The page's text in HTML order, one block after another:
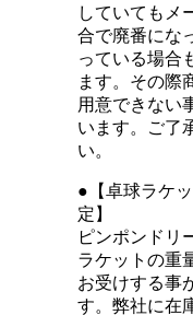
していてもメ
合で廃番にな
っている場合
ます。その際
用意できない
います。ご了
い。
●【卓球ラケ
定】
ピンポンドリ
ラケットの重
お受けする事
す。弊社に在